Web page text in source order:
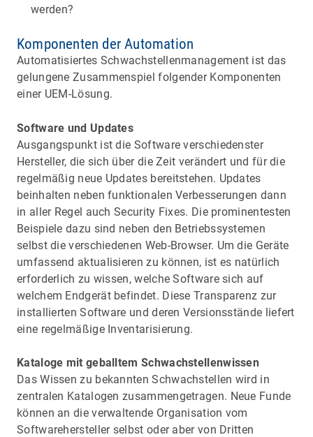
werden?
Komponenten der Automation
Automatisiertes Schwachstellenmanagement ist das
gelungene Zusammenspiel folgender Komponenten
einer UEM-Lösung.
Software und Updates
Ausgangspunkt ist die Software verschiedenster
Hersteller, die sich über die Zeit verändert und für die
regelmäßig neue Updates bereitstehen. Updates
beinhalten neben funktionalen Verbesserungen dann
in aller Regel auch Security Fixes. Die prominentesten
Beispiele dazu sind neben den Betriebssystemen
selbst die verschiedenen Web-Browser. Um die Geräte
umfassend aktualisieren zu können, ist es natürlich
erforderlich zu wissen, welche Software sich auf
welchem Endgerät befindet. Diese Transparenz zur
installierten Software und deren Versionsstände liefert
eine regelmäßige Inventarisierung.
Kataloge mit geballtem Schwachstellenwissen
Das Wissen zu bekannten Schwachstellen wird in
zentralen Katalogen zusammengetragen. Neue Funde
können an die verwaltende Organisation vom
Softwarehersteller selbst oder aber von Dritten